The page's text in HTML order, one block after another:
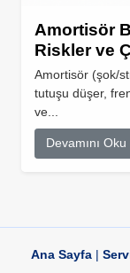
Amortisör
Riskler ve
Amortisör (şok/
tutuşu düşer,
ve...
Devamını Oku
Ana Sayfa|